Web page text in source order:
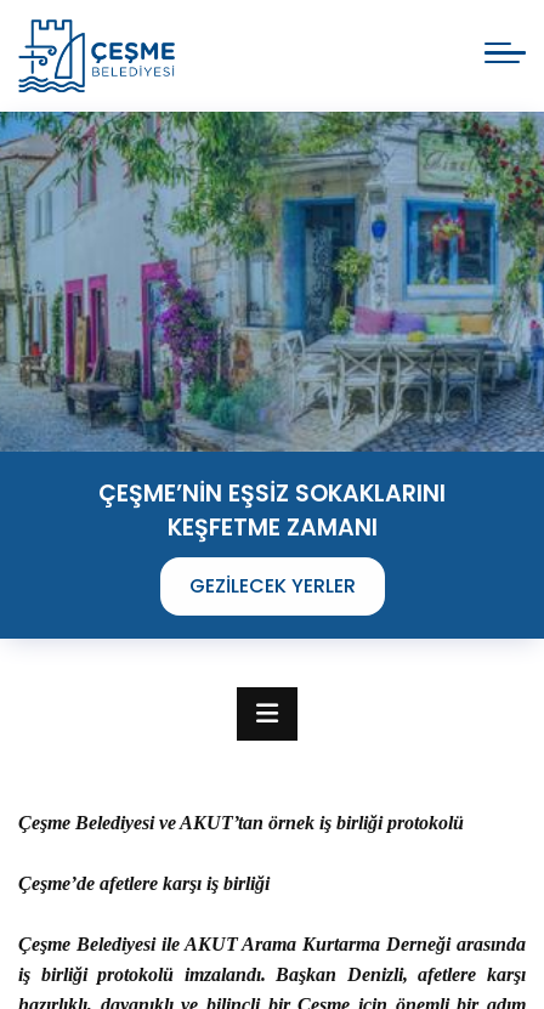
ÇEŞME’NİN EŞSİZ SOKAKLARINI
KEŞFETME ZAMANI
GEZILECEK YERLER
Çeşme Belediyesi ve AKUT’tan örnek iş birliği protokolü
Çeşme’de afetlere karşı iş birliği
Çeşme Belediyesi ile AKUT Arama Kurtarma Derneği arasında
iş birliği protokolü imzalandı. Başkan Denizli, afetlere karşı
hazırlıklı, dayanıklı ve bilinçli bir Çeşme için önemli bir adım